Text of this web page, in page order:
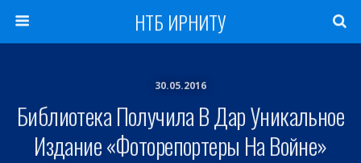
НТБ ИРНИТУ
30.05.2016
Библиотека Получила В Дар Уникальное
Издание «Фоторепортеры На Войне»